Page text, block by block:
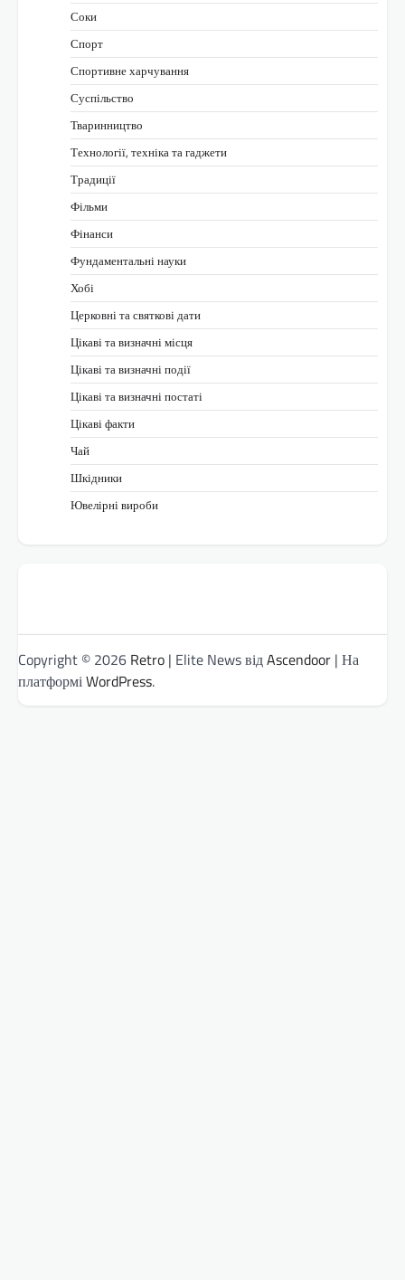
Соки
Спорт
Спортивне харчування
Суспільство
Тваринництво
Технології, техніка та гаджети
Традиції
Фільми
Фінанси
Фундаментальні науки
Хобі
Церковні та святкові дати
Цікаві та визначні місця
Цікаві та визначні події
Цікаві та визначні постаті
Цікаві факти
Чай
Шкідники
Ювелірні вироби
Copyright © 2026 Retro | Elite News відAscendoor | На
платформіWordPress.